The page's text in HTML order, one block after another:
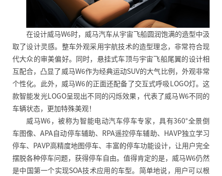
在设计威马W6时，威马汽车从宇宙飞船圆润饱满的造型中汲
取了设计灵感。整车外观采用宇航技术的造型理念，非常符合现
代大众的审美偏好。同时，悬挂式车顶与宇宙飞船尾翼的设计相
互配合，凸显了威马W6作为经典运动SUV的大气比例，外观非常
个性化。此外，威马W6的正面还配备了交互式呼吸LOGO灯。这
款智能发光LOGO呈现出不同的闪烁效果，代表了威马W6不同的
车辆状态，更加特殊美观！
威马W6，被称为智能电动汽车停车专家，具有360°全景倒
车图像、APA自动停车辅助、RPA遥控停车辅助、HAVP独立学习
停车、PAVP高精度地图停车、丰富的停车功能设计，让用户完全
摆脱各种停车问题，获得停车自由。值得肯定的是，威马W6仍然
是中国第一个实现SOA技术应用的车型。简单地说，用户可以根